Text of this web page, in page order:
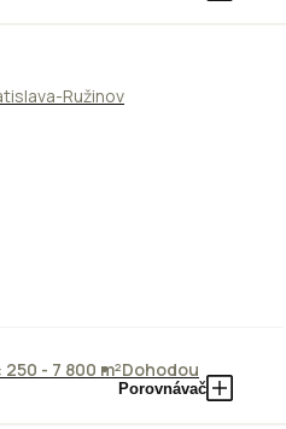
Ružinov
- 7 800 m²Dohodou
Porovnávač